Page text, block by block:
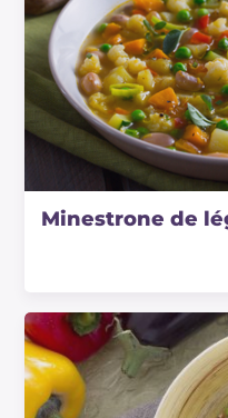
Minestrone de